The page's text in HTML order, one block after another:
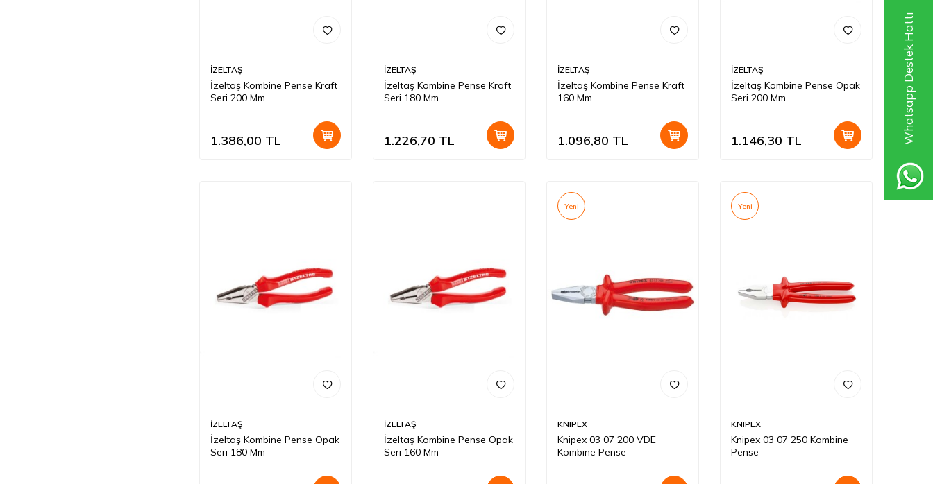
Whatsapp Destek Hattı
İZELTAŞ
İzeltaş Kombine Pense Kraft
Seri 200 Mm
1.386,00 TL
İZELTAŞ
İzeltaş Kombine Pense Kraft
Seri 180 Mm
1.226,70 TL
İZELTAŞ
İzeltaş Kombine Pense Kraft
160 Mm
1.096,80 TL
İZELTAŞ
İzeltaş Kombine Pense Opak
Seri 200 Mm
1.146,30 TL
İZELTAŞ
İzeltaş Kombine Pense Opak
Seri 180 Mm
İZELTAŞ
İzeltaş Kombine Pense Opak
Seri 160 Mm
Yeni
KNIPEX
Knipex 03 07 200 VDE
Kombine Pense
Yeni
KNIPEX
Knipex 03 07 250 Kombine
Pense